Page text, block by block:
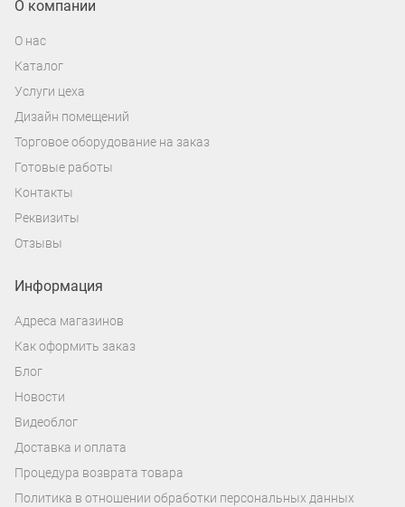
штатное посадочное место и определить,
под установку динамиков любых
размеров.
О компании
О нас
Каталог
Услуги цеха
Дизайн помещений
Торговое оборудование на заказ
Готовые работы
Контакты
Реквизиты
Отзывы
Информация
Адреса магазинов
Как оформить заказ
Блог
Новости
Видеоблог
Доставка и оплата
Процедура возврата товара
Политика в отношении обработки персональных данных